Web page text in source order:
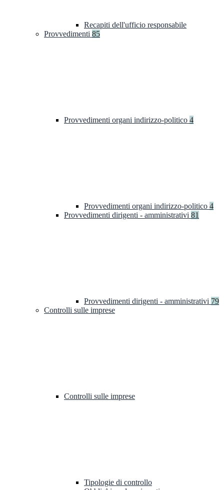
Recapiti dell'ufficio responsabile
Provvedimenti 85
Provvedimenti organi indirizzo-politico 4
Provvedimenti organi indirizzo-politico 4
Provvedimenti dirigenti - amministrativi 81
Provvedimenti dirigenti - amministrativi 79
Controlli sulle imprese
Controlli sulle imprese
Tipologie di controllo